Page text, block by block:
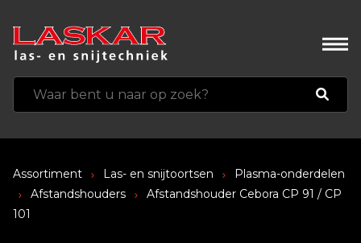
Assortiment Las- en snijtoortsen
Plasma-onderdelen
Afstandshouders
Afstandshouder Cebora CP 91 / CP
101